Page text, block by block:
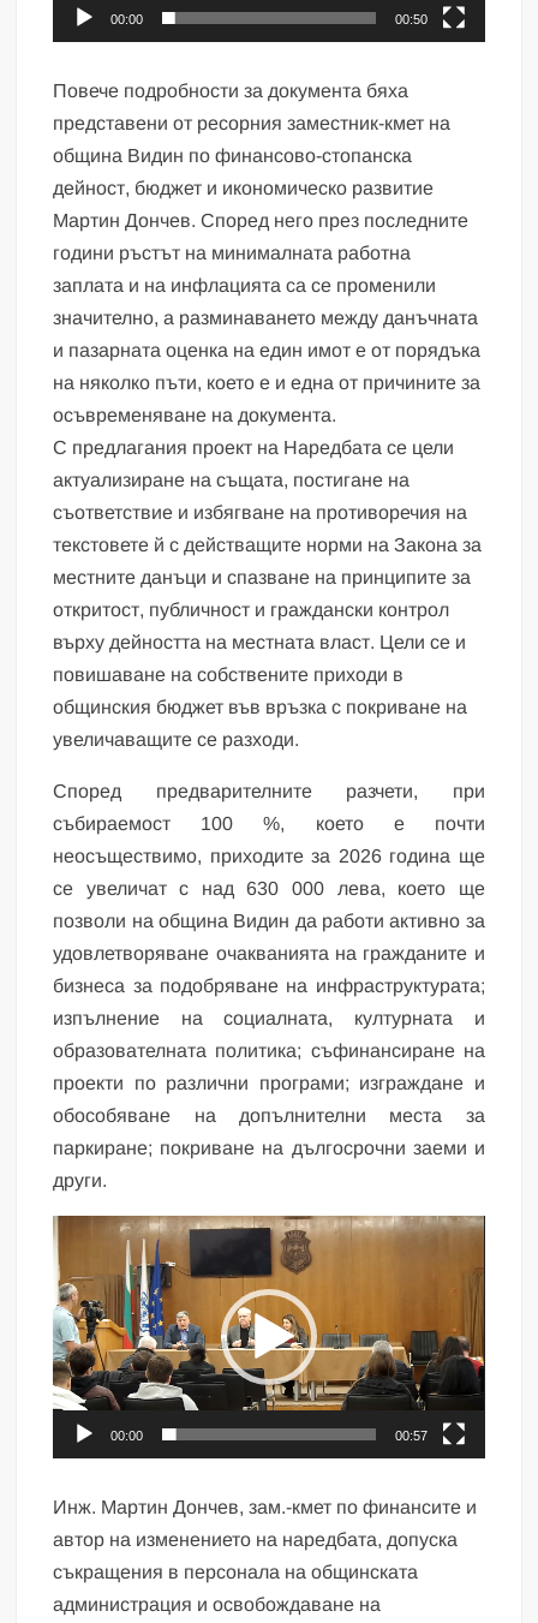
00:00 00:50
Повече подробности за документа бяха
представени от ресорния заместник-кмет на
община Видин по финансово-стопанска
дейност, бюджет и икономическо развитие
Мартин Дончев. Според него през последните
години ръстът на минималната работна
заплата и на инфлацията са се променили
значително, а разминаването между данъчната
и пазарната оценка на един имот е от порядъка
на няколко пъти, което е и една от причините за
осъвременяване на документа.
С предлагания проект на Наредбата се цели
актуализиране на същата, постигане на
съответствие и избягване на противоречия на
текстовете й с действащите норми на Закона за
местните данъци и спазване на принципите за
откритост, публичност и граждански контрол
върху дейността на местната власт. Цели се и
повишаване на собствените приходи в
общинския бюджет във връзка с покриване на
увеличаващите се разходи.
Според предварителните разчети, при
събираемост 100 %, което е почти
неосъществимо, приходите за 2026 година ще
се увеличат с над 630 000 лева, което ще
позволи на община Видин да работи активно за
удовлетворяване очакванията на гражданите и
бизнеса за подобряване на инфраструктурата;
изпълнение на социалната, културната и
образователната политика; съфинансиране на
проекти по различни програми; изграждане и
обособяване на допълнителни места за
паркиране; покриване на дългосрочни заеми и
други.
Видео
00:00 00:57
Инж. Мартин Дончев, зам.-кмет по финансите и
автор на изменението на наредбата, допуска
съкращения в персонала на общинската
администрация и освобождаване на